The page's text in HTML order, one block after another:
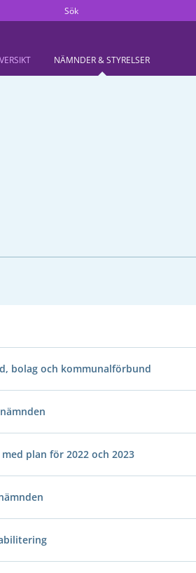
Sök
NÄMNDER & STYRELSER
bolag och kommunalförbund
plan för 2022 och 2023